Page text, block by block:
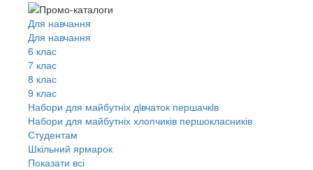
Для навчання
Для навчання
6 клас
7 клас
8 клас
9 клас
Набори для майбутніх дiвчаток першачкiв
Набори для майбутніх хлопчиків першокласників
Студентам
Шкільний ярмарок
Показати всі